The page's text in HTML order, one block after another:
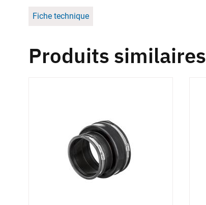
Fiche technique
Produits similaires